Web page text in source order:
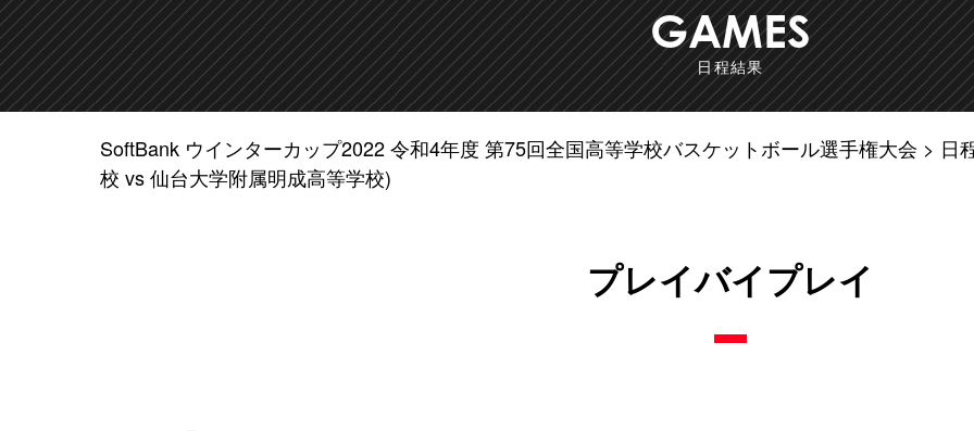
GAMES
日程結果
SoftBank ウインターカップ2022 令和4年度 第75回全国高等学校バスケットボール選手権大会 日
校 vs 仙台大学附属明成高等学校)
プレイバイプレイ